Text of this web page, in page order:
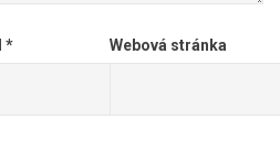
* Webová stránka